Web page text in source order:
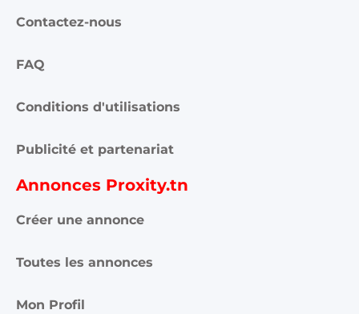
Contactez-nous
FAQ
Conditions d'utilisations
Publicité et partenariat
Annonces Proxity.tn
Créer une annonce
Toutes les annonces
Mon Profil